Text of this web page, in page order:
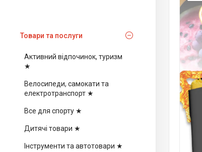
Товари та послуги
Активний відпочинок, туризм
★
Велосипеди, самокати та
електротранспорт ★
Все для спорту ★
Дитячі товари ★
Інструменти та автотовари ★